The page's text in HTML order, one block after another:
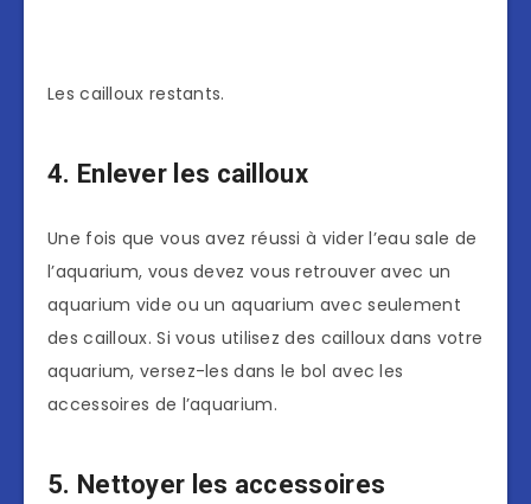
Les cailloux restants.
4. Enlever les cailloux
Une fois que vous avez réussi à vider l’eau sale de
l’aquarium, vous devez vous retrouver avec un
aquarium vide ou un aquarium avec seulement
des cailloux. Si vous utilisez des cailloux dans votre
aquarium, versez-les dans le bol avec les
accessoires de l’aquarium.
5. Nettoyer les accessoires